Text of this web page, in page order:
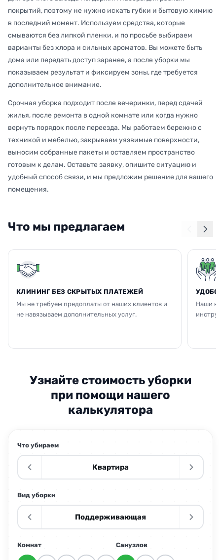
покрытий, поэтому не нужно искать губки и бытовую химию
в последний момент. Используем средства, которые
смываются без липкой пленки, и по просьбе выбираем
варианты без хлора и сильных ароматов. Вы можете быть
дома или передать доступ заранее, а после уборки мы
показываем результат и фиксируем зоны, где требуется
дополнительное внимание.
Срочная уборка подходит после вечеринки, перед сдачей
жилья, после ремонта в одной комнате или когда нужно
вернуть порядок после переезда. Мы работаем бережно с
техникой и мебелью, закрываем уязвимые поверхности,
выносим собранные пакеты и оставляем пространство
готовым к делам. Оставьте заявку, опишите ситуацию и
удобный способ связи, и мы предложим решение для вашего
помещения.
Что мы предлагаем
КЛИНИНГ БЕЗ СКРЫТЫХ ПЛАТЕЖЕЙ
Мы не требуем предоплаты от наших клиентов и
не навязываем дополнительных услуг.
Наши
Узнайте стоимость уборки
при помощи нашего
калькулятора
Что убираем
Квартира
Вид уборки
Поддерживающая
Комнат Санузлов